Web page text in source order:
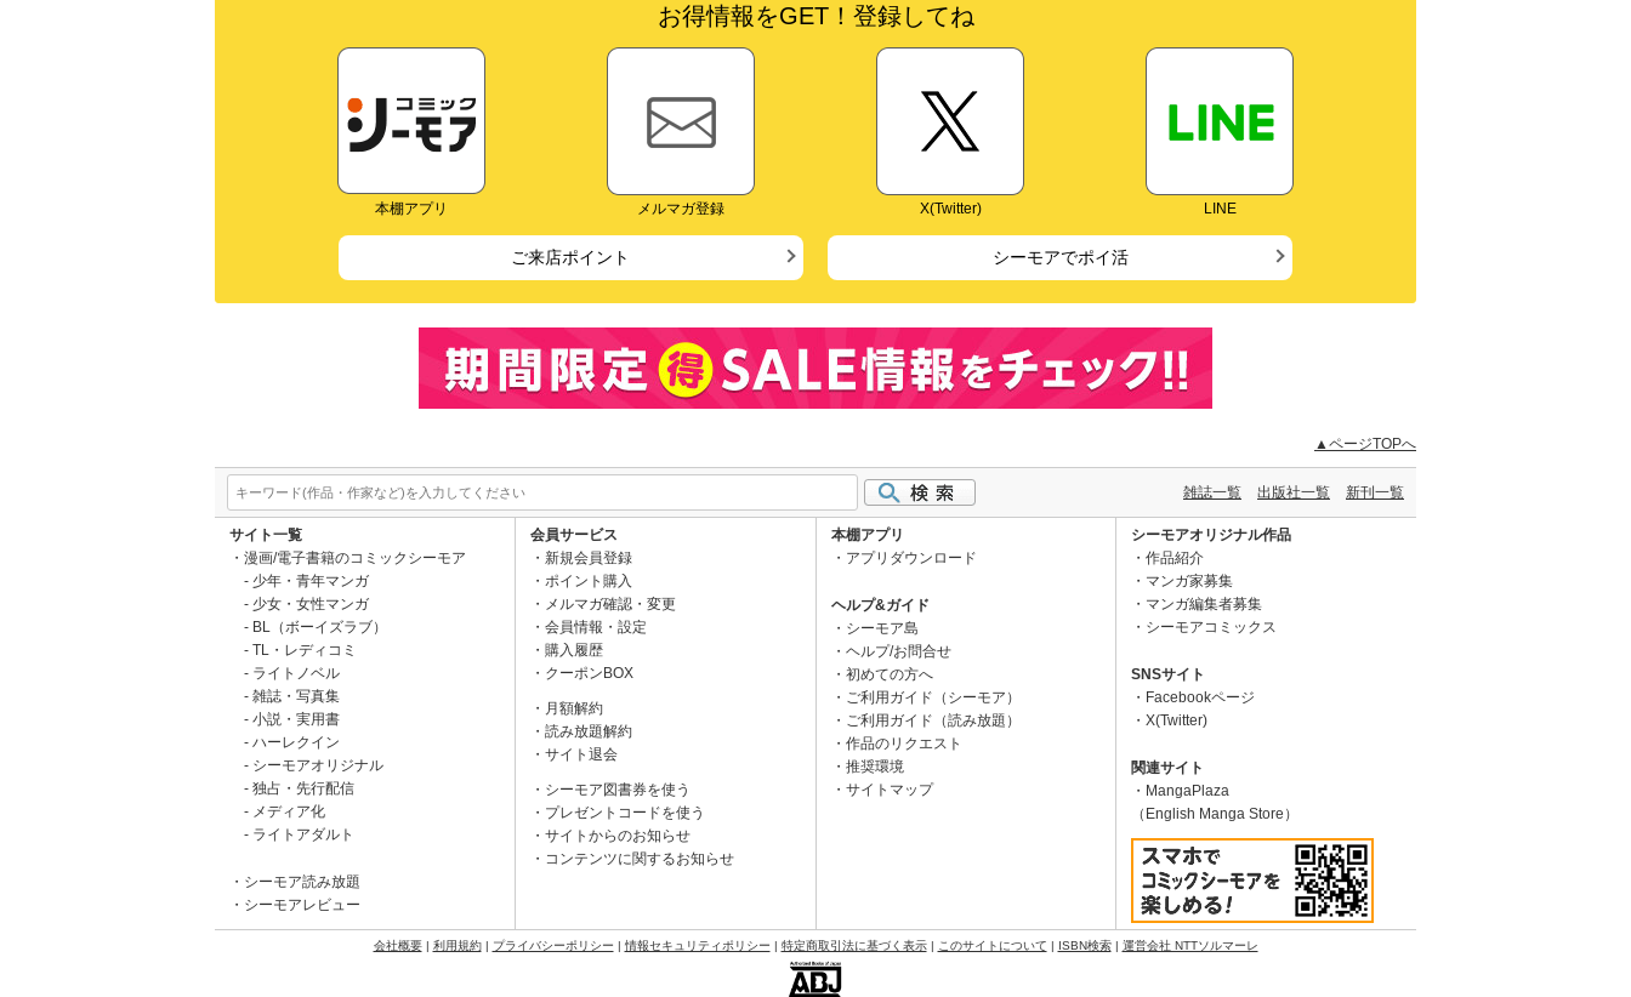
お得情報をGET！登録してね
本棚アプリ メルマガ登録 X(Twitter) LINE
ご来店ポイント シーモアでポイ活
▲ページTOPへ
雑誌一覧 出版社一覧 新刊一覧
サイト一覧
漫画/電子書籍のコミックシーモア
少年・青年マンガ
少女・女性マンガ
BL（ボーイズラブ）
TL・レディコミ
ライトノベル
雑誌・写真集
小説・実用書
ハーレクイン
シーモアオリジナル
独占・先行配信
メディア化
ライトアダルト
シーモア読み放題
シーモアレビュー
会員サービス
新規会員登録
ポイント購入
メルマガ確認・変更
会員情報・設定
購入履歴
クーポンBOX
月額解約
読み放題解約
サイト退会
シーモア図書券を使う
プレゼントコードを使う
サイトからのお知らせ
コンテンツに関するお知らせ
本棚アプリ
アプリダウンロード
ヘルプ&ガイド
シーモア島
ヘルプ/お問合せ
初めての方へ
ご利用ガイド（シーモア）
ご利用ガイド（読み放題）
作品のリクエスト
推奨環境
サイトマップ
シーモアオリジナル作品
作品紹介
マンガ家募集
マンガ編集者募集
シーモアコミックス
SNSサイト
Facebookページ
X(Twitter)
関連サイト
MangaPlaza
（English Manga Store）
会社概要| 利用規約| プライバシーポリシー | 情報セキュリティポリシー | 特定商取引法に基づく表示| このサイトについて | ISBN検索| 運営会社 NTTソルマーレ